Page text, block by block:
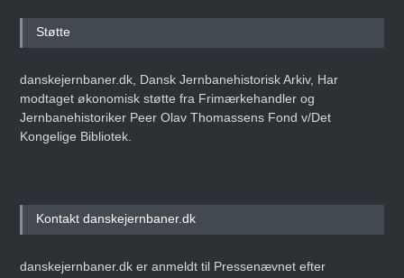
Støtte
danskejernbaner.dk, Dansk Jernbanehistorisk Arkiv, Har
modtaget økonomisk støtte fra Frimærkehandler og
Jernbanehistoriker Peer Olav Thomassens Fond v/Det
Kongelige Bibliotek.
Kontakt danskejernbaner.dk
danskejernbaner.dk er anmeldt til Pressenævnet efter